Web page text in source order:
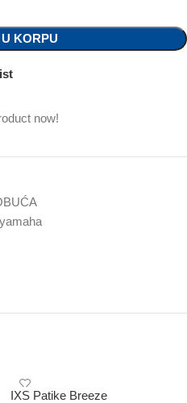
KORPU
now!
yamaha
IXS Patike Breeze